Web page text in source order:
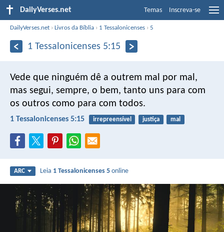
DailyVerses.net Temas Inscreva-se
DailyVerses.net ›Livros da Bíblia › 1 Tessalonicenses ›5
1 Tessalonicenses 5:15
Vede que ninguém dê a outrem mal por mal,
mas segui, sempre, o bem, tanto uns para com
os outros como para com todos.
1 Tessalonicenses 5:15 irrepreensível justiça mal
ARC Leia 1 Tessalonicenses 5 online